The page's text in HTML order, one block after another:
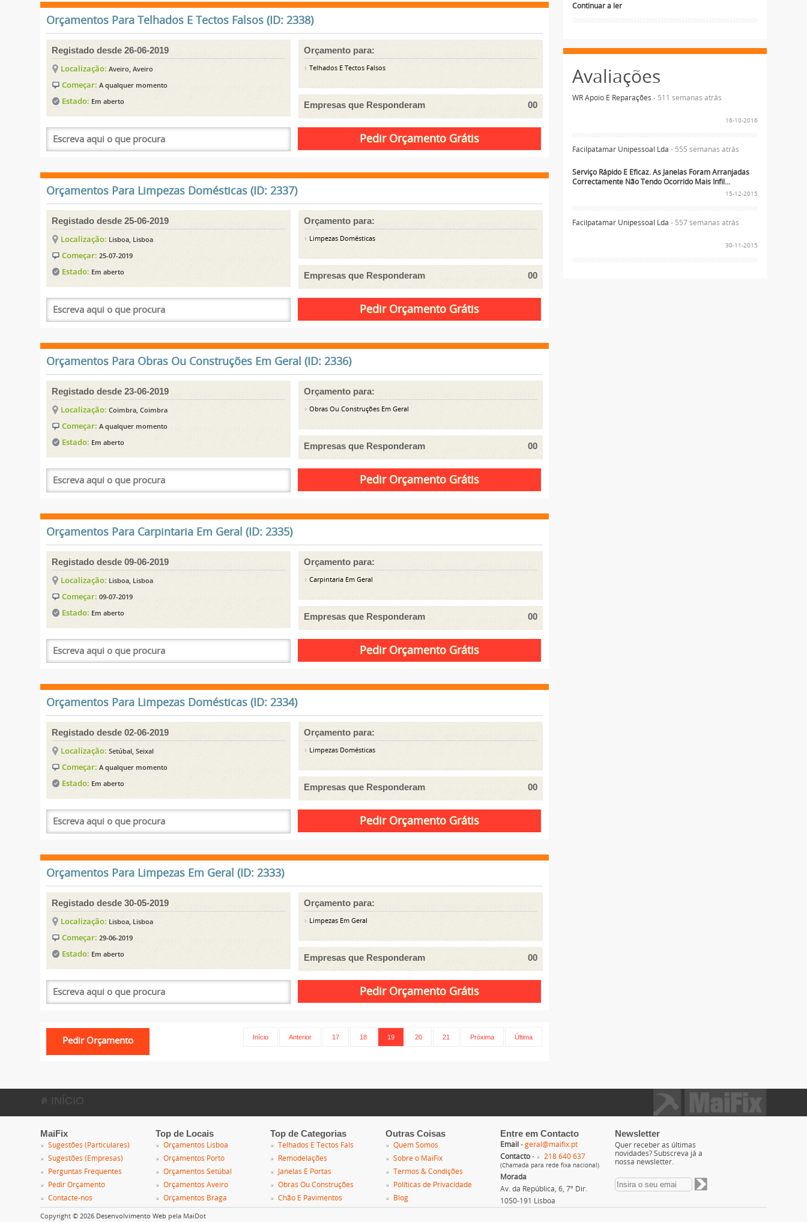
Orçamentos Para Telhados E Tectos Falsos (ID: 2338)
Registado desde 26-06-2019
Localização:Aveiro, Aveiro
Começar:A qualquer momento
Estado: Em aberto
Orçamento para:
Telhados E Tectos Falsos
Empresas que Responderam 00
Orçamentos Para Limpezas Domésticas (ID: 2337)
Registado desde 25-06-2019
Localização: Lisboa, Lisboa
Começar:25-07-2019
Estado: Em aberto
Orçamento para:
Limpezas Domésticas
Empresas que Responderam 00
Orçamentos Para Obras Ou Construções Em Geral (ID: 2336)
Registado desde 23-06-2019
Localização:Coimbra, Coimbra
Começar:A qualquer momento
Estado: Em aberto
Orçamento para:
Obras Ou Construções Em Geral
Empresas que Responderam 00
Orçamentos Para Carpintaria Em Geral (ID: 2335)
Registado desde 09-06-2019
Localização: Lisboa, Lisboa
Começar:09-07-2019
Estado: Em aberto
Orçamento para:
Carpintaria Em Geral
Empresas que Responderam 00
Orçamentos Para Limpezas Domésticas (ID: 2334)
Registado desde 02-06-2019
Localização:Setúbal, Seixal
Começar:A qualquer momento
Estado: Em aberto
Orçamento para:
Limpezas Domésticas
Empresas que Responderam 00
Orçamentos Para Limpezas Em Geral (ID: 2333)
Registado desde 30-05-2019
Localização: Lisboa, Lisboa
Começar:29-06-2019
Estado: Em aberto
Orçamento para:
Limpezas Em Geral
Empresas que Responderam 00
Início Anterior 17 18 19 20 21 Próxima Última
Continuar a ler
Avaliações
WR Apoio E Reparações - 511 semanas atrás
16-10-2016
Facilpatamar Unipessoal Lda - 555 semanas atrás
Serviço Rápido E Eficaz. As Janelas Foram Arranjadas
Correctamente Não Tendo Ocorrido Mais Infil...
15-12-2015
Facilpatamar Unipessoal Lda - 557 semanas atrás
30-11-2015
INÍCIO
MaiFix
Sugestões (Particulares)
Sugestões (Empresas)
Perguntas Frequentes
Pedir Orçamento
Contacte-nos
Top de Locais
Orçamentos Lisboa
Orçamentos Porto
Orçamentos Setúbal
Orçamentos Aveiro
Orçamentos Braga
Top de Categorias
Telhados E Tectos Fals
Remodelações
Janelas E Portas
Obras Ou Construções
Chão E Pavimentos
Outras Coisas
Quem Somos
Sobre o MaiFix
Termos & Condições
Políticas de Privacidade
Blog
Entre em Contacto
Email- geral@maifix.pt
Contacto- 218 640 637
(Chamada para rede fixa nacional)
Morada
Av. da República, 6, 7º Dir.
1050-191 Lisboa
Newsletter
Quer receber as últimas
novidades? Subscreva já a
nossa newsletter.
Copyright © 2026 Desenvolvimento Web pela MaiDot